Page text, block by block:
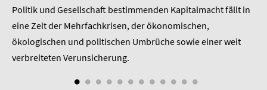
Politik und Gesellschaft bestimmenden Kapitalmacht fällt in
eine Zeit der Mehrfachkrisen, der ökonomischen,
ökologischen und politischen Umbrüche sowie einer weit
verbreiteten Verunsicherung.